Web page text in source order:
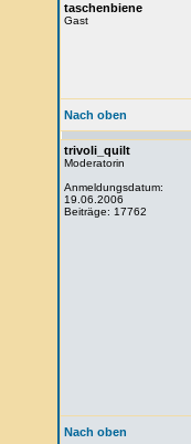
taschenbiene
Gast
Nach oben
trivoli_quilt
Moderatorin
Anmeldungsdatum:
19.06.2006
Beiträge: 17762
Nach oben